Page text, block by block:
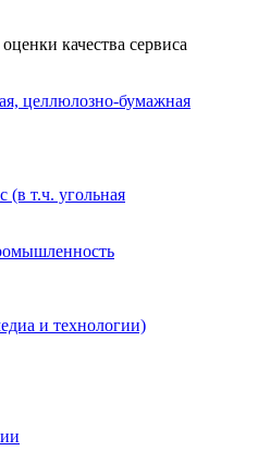
качества сервиса
целлюлозно-бумажная
(в т.ч. угольная
и технологии)